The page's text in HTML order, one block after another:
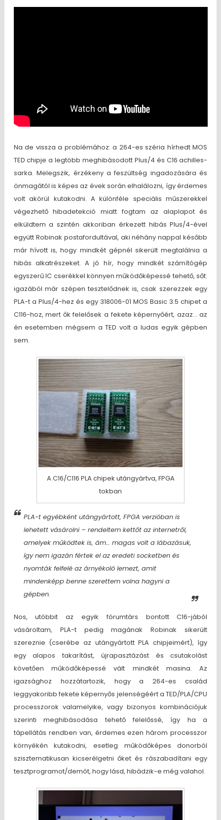
Na de vissza a problémához: a 264-es széria hírhedt MOS
TED chipje a legtöbb meghibásodott Plus/4 és C16 achilles-
sarka. Melegszik, érzékeny a feszültség ingadozására és
önmagától is képes az évek során elhalálozni, így érdemes
volt akörül kutakodni. A különféle speciális műszerekkel
végezhető hibadetekció miatt fogtam az alaplapot és
elküldtem a szintén akkoriban érkezett hibás Plus/4-ével
együtt Robinak postafordultával, aki néhány nappal később
már hívott is, hogy mindkét gépnél sikerült megtalálnia a
hibás alkatrészeket. A jó hír, hogy mindkét számítógép
egyszerű IC cserékkel könnyen működőképessé tehető, sőt:
igazából már szépen tesztelődnek is, csak szerezzek egy
PLA-t a Plus/4-hez és egy 318006-01 MOS Basic 3.5 chipet a
C116-hoz, mert ők felelősek a fekete képernyőért, azaz… az
én esetemben mégsem a TED volt a ludas egyik gépben
sem.
A C16/C116 PLA chipek utángyártva, FPGA
tokban
PLA-t egyébként utángyártott, FPGA verzióban is
lehetett vásárolni – rendeltem kettőt az internetről,
amelyek működtek is, ám… magas volt a lábazásuk,
így nem igazán fértek el az eredeti socketben és
nyomták felfelé az árnyékoló lemezt, amit
mindenképp benne szerettem volna hagyni a
gépben.
Nos, utóbbit az egyik fórumtárs bontott C16-jából
vásároltam, PLA-t pedig magának Robinak sikerült
szereznie (cserébe az utángyártott PLA chipjeimért), így
egy alapos takarítást, újrapasztázást és csutakolást
követően működőképessé vált mindkét masina. Az
igazsághoz hozzátartozik, hogy a 264-es család
leggyakoribb fekete képernyős jelenségéért a TED/PLA/CPU
processzorok valamelyike, vagy bizonyos kombinációjuk
szerinti meghibásodása tehető felelőssé, így ha a
tápellátás rendben van, érdemes ezen három processzor
környékén kutakodni, esetleg működőképes donorból
szisztematikusan kicserélgetni őket és rászabadítani egy
tesztprogramot/demót, hogy lásd, hibádzik-e még valahol.